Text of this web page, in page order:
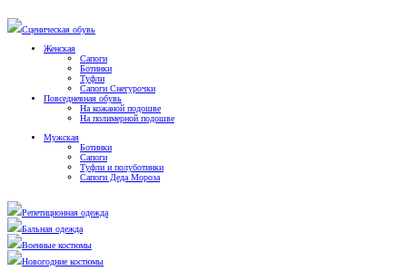
Сценическая обувь
Женская
Сапоги
Ботинки
Туфли
Сапоги Снегурочки
Повседневная обувь
На кожаной подошве
На полимерной подошве
Мужская
Ботинки
Сапоги
Туфли и полуботинки
Сапоги Деда Мороза
Репетиционная одежда
Бальная одежда
Военные костюмы
Новогодние костюмы